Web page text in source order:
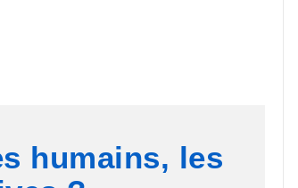
humains, les